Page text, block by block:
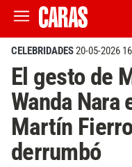
CELEBRIDADES20-05-2026
El gesto de
Wanda Nara
Martín
derrumbó